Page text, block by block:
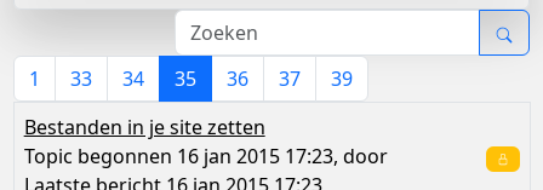
1 33 34 35 36 37
39
Bestanden in je site zetten
Topic begonnen 16 jan 2015 17:23, door